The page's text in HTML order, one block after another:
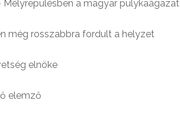
Mélyrepülésben a magyar pulykaágazat
még rosszabbra fordult a helyzet
elnöke
elemző